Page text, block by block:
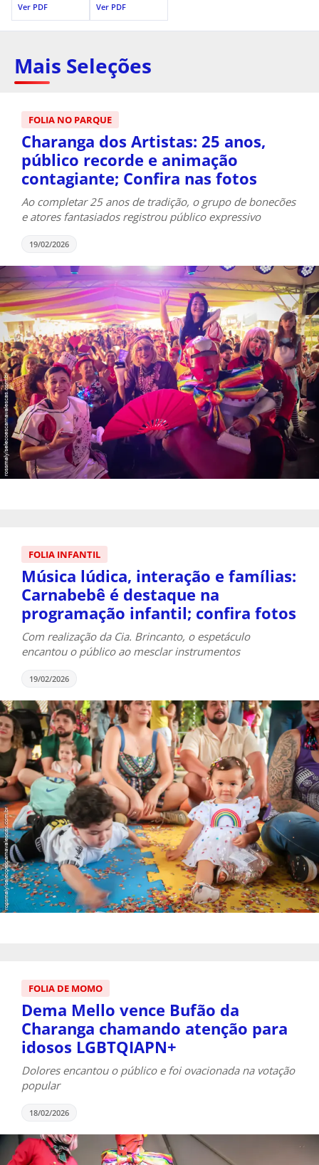
Ver PDF
Ver PDF
Mais Seleções
FOLIA NO PARQUE
Charanga dos Artistas: 25 anos,
público recorde e animação
contagiante; Confira nas fotos
Ao completar 25 anos de tradição, o grupo de bonecões
e atores fantasiados registrou público expressivo
19/02/2026
FOLIA INFANTIL
Música lúdica, interação e famílias:
Carnabebê é destaque na
programação infantil; confira fotos
Com realização da Cia. Brincanto, o espetáculo
encantou o público ao mesclar instrumentos
19/02/2026
FOLIA DE MOMO
Dema Mello vence Bufão da
Charanga chamando atenção para
idosos LGBTQIAPN+
Dolores encantou o público e foi ovacionada na votação
popular
18/02/2026